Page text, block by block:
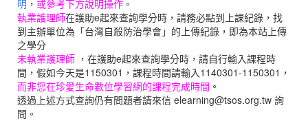
明 ， 或參考下方說明操作 。
執業護理師在護助e起來查詢學分時，請務必點到上課紀錄，找
到主辦單位為「台灣自殺防治學會」的上傳紀錄，即為本站上傳
之學分
未執業護理師 ，在護助e起來查詢學分時，請自行輸入課程時
間，假如今天是1150301，課程時間請輸入1140301-1150301，
而非您在珍愛生命數位學習網的課程完成時間 。
透過上述方式查詢仍有問題者請來信 elearning@tsos.org.tw 詢
問。